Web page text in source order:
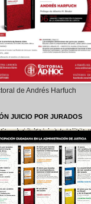
de Andrés Harfuch
JUICIO POR JURADOS